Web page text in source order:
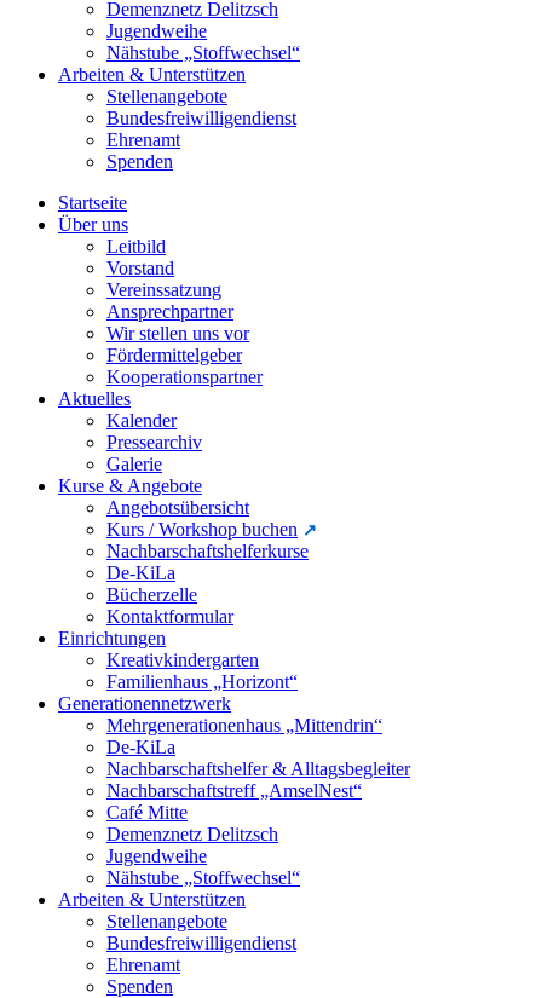
Demenznetz Delitzsch
Jugendweihe
Nähstube „Stoffwechsel“
Arbeiten & Unterstützen
Stellenangebote
Bundesfreiwilligendienst
Ehrenamt
Spenden
Startseite
Über uns
Leitbild
Vorstand
Vereinssatzung
Ansprechpartner
Wir stellen uns vor
Fördermittelgeber
Kooperationspartner
Aktuelles
Kalender
Pressearchiv
Galerie
Kurse & Angebote
Angebotsübersicht
Kurs / Workshop buchen
Nachbarschaftshelferkurse
De-KiLa
Bücherzelle
Kontaktformular
Einrichtungen
Kreativkindergarten
Familienhaus „Horizont“
Generationennetzwerk
Mehrgenerationenhaus „Mittendrin“
De-KiLa
Nachbarschaftshelfer & Alltagsbegleiter
Nachbarschaftstreff „AmselNest“
Café Mitte
Demenznetz Delitzsch
Jugendweihe
Nähstube „Stoffwechsel“
Arbeiten & Unterstützen
Stellenangebote
Bundesfreiwilligendienst
Ehrenamt
Spenden